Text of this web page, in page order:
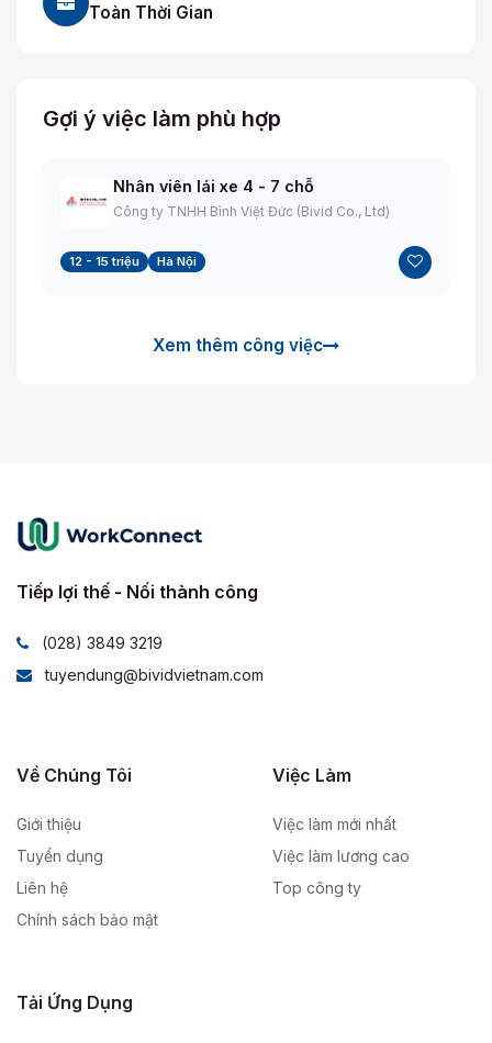
Toàn Thời Gian
Gợi ý việc làm phù hợp
Nhân viên lái xe 4 - 7 chỗ
Công ty TNHH Bình Việt Đức (Bivid Co., Ltd)
12 - 15 triệu Hà Nội
Xem thêm công việc
Tiếp lợi thế - Nối thành công
(028) 3849 3219
tuyendung@bividvietnam.com
Về Chúng Tôi
Giới thiệu
Tuyển dụng
Liên hệ
Chính sách bảo mật
Việc Làm
Việc làm mới nhất
Việc làm lương cao
Top công ty
Tải Ứng Dụng